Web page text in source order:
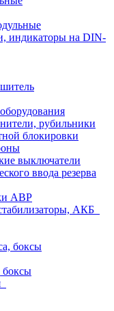
индикаторы на DIN-
рубильники
блокировки
выключатели
ввода резерва
АВР
АКБ
боксы
боксы